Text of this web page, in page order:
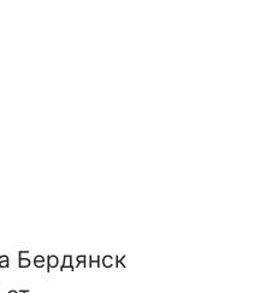
Бердянск